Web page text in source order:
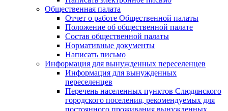
Общественная палата
Отчет о работе Общественной палаты
Положение об общественной палате
Состав общественной палаты
Нормативные документы
Написать письмо
Информация для вынужденных переселенцев
Информация для вынужденных
переселенцев
Перечень населенных пунктов Слюдянского
городского поселения, рекомендуемых для